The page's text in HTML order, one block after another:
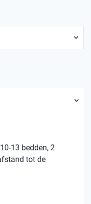
13 bedden, 2
tot de